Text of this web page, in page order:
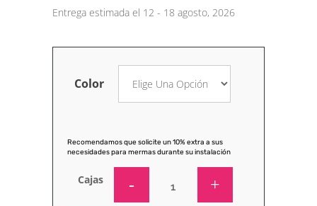
Entrega estimada el 12 - 18 agosto, 2026
Color
Recomendamos que solicite un 10% extra a sus
necesidades para mermas durante su instalación
Cajas